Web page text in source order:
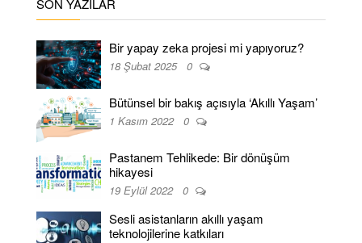
SON YAZILAR
Bir yapay zeka projesi mi yapıyoruz?
18 Şubat 2025 0
Bütünsel bir bakış açısıyla ‘Akıllı Yaşam’
1 Kasım 2022 0
Pastanem Tehlikede: Bir dönüşüm
hikayesi
19 Eylül 2022 0
Sesli asistanların akıllı yaşam
teknolojilerine katkıları